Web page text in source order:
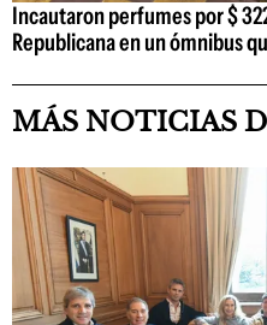
Incautaron perfumes por $
Republicana en un ómnibus
MÁS NOTICIAS